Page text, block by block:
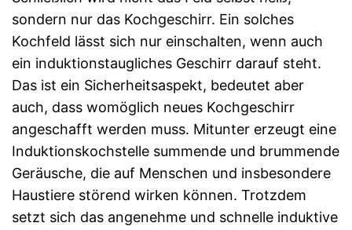
sondern nur das Kochgeschirr. Ein solches
Kochfeld lässt sich nur einschalten, wenn auch
ein induktionstaugliches Geschirr darauf steht.
Das ist ein Sicherheitsaspekt, bedeutet aber
auch, dass womöglich neues Kochgeschirr
angeschafft werden muss. Mitunter erzeugt eine
Induktionskochstelle summende und brummende
Geräusche, die auf Menschen und insbesondere
Haustiere störend wirken können. Trotzdem
setzt sich das angenehme und schnelle induktive